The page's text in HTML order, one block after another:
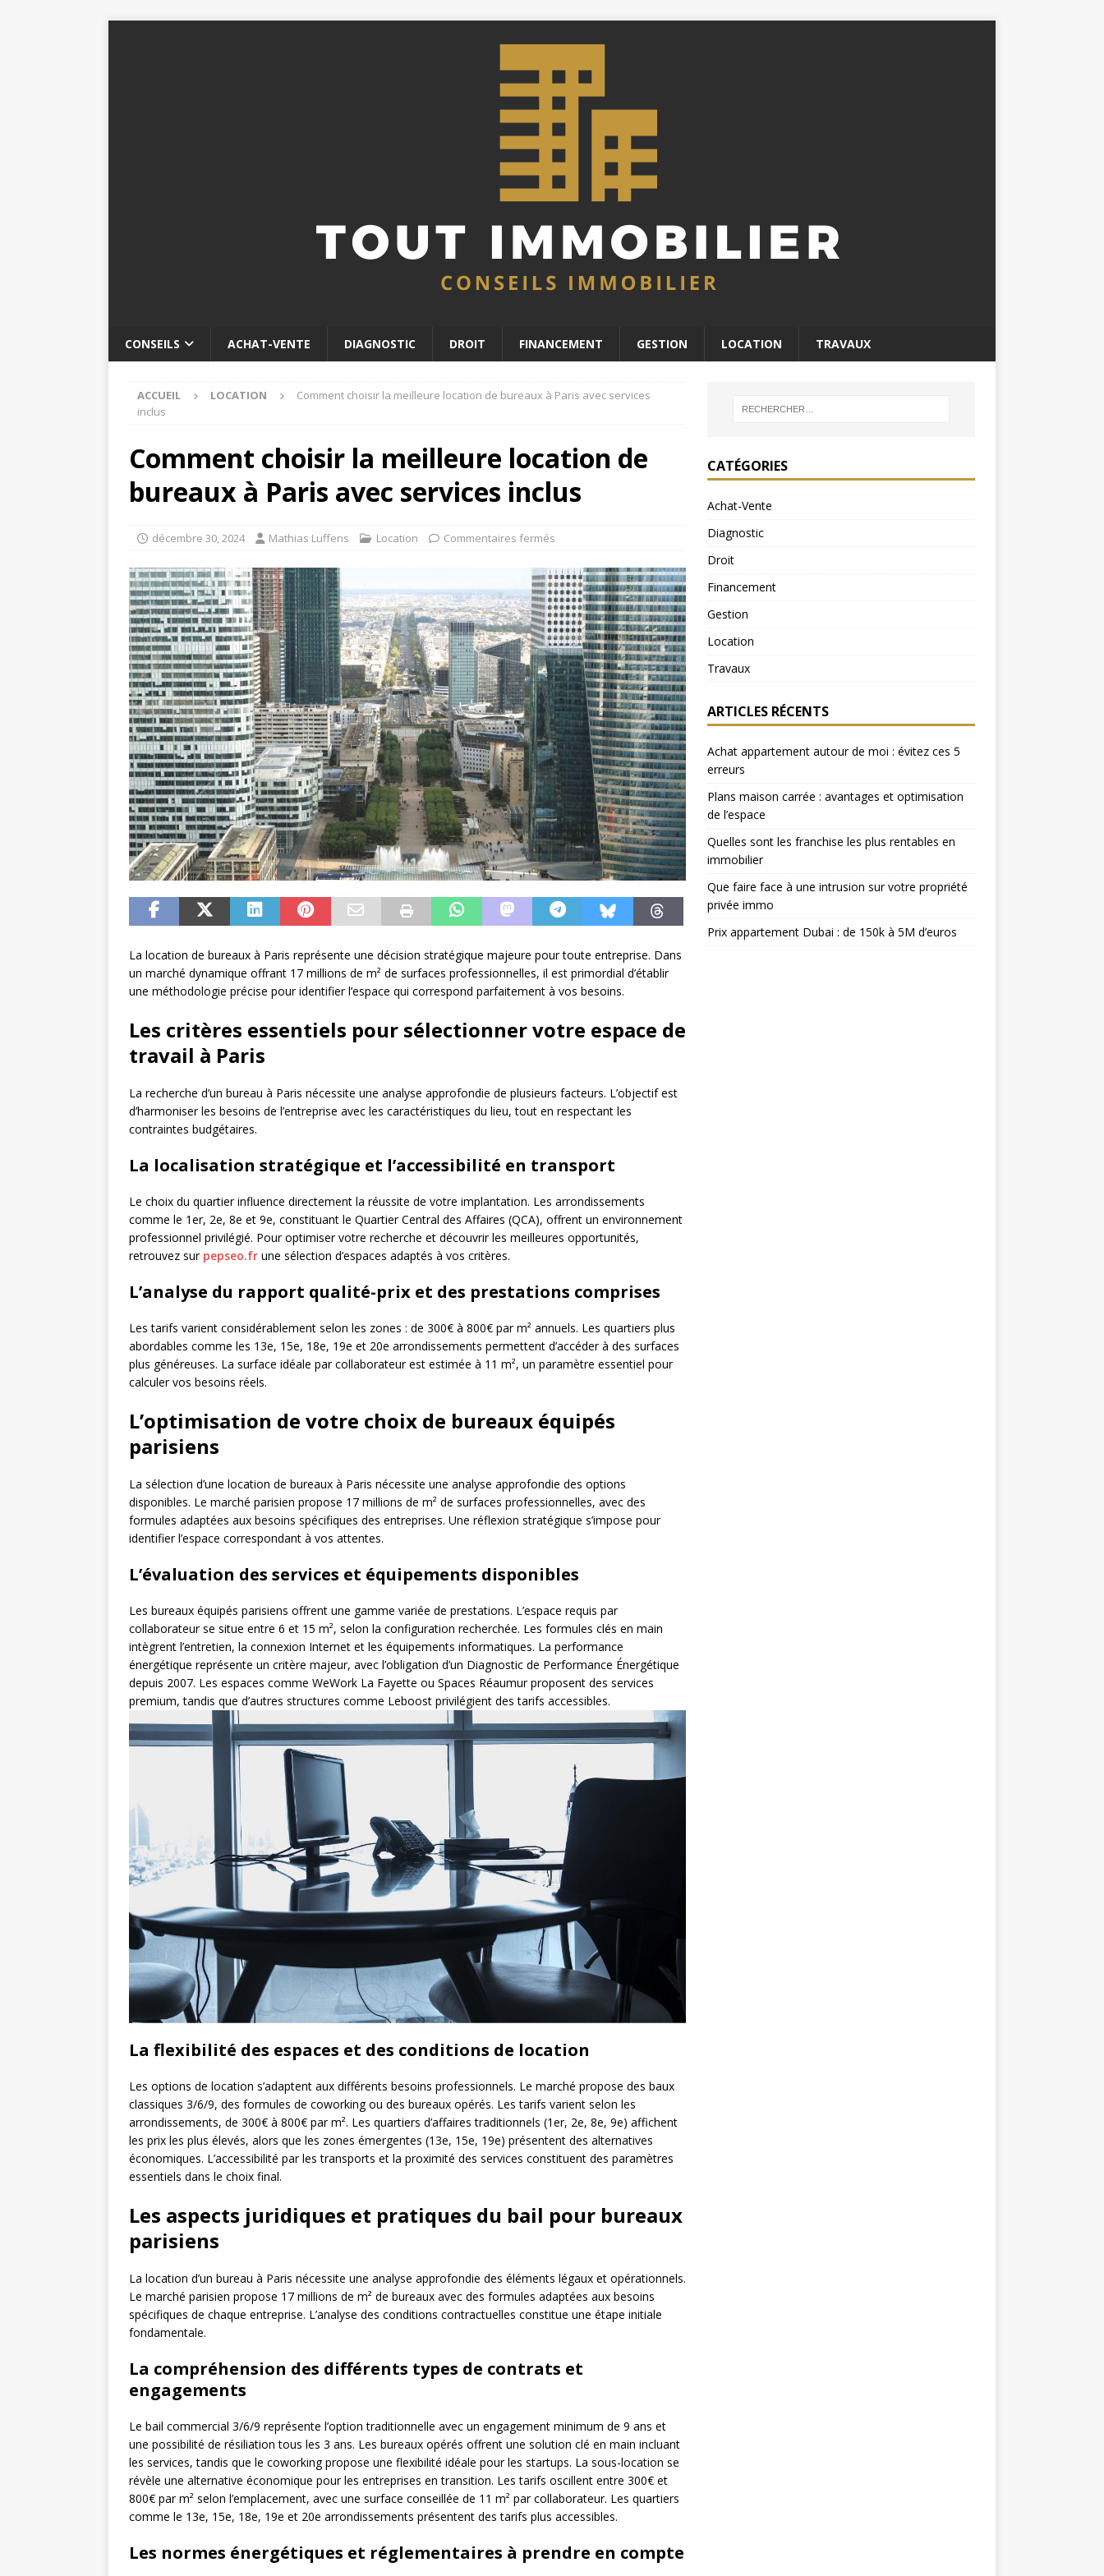
CONSEILS ACHAT-VENTE DIAGNOSTIC DROIT FINANCEMENT GESTION LOCATION TRAVAUX
ACCUEIL LOCATION
Comment choisir la meilleure location de bureaux à Paris avec services
inclus
Comment choisir la meilleure location de
bureaux à Paris avec services inclus
décembre 30, 2024 Mathias Luffens Location Commentaires fermés
La location de bureaux à Paris représente une décision stratégique majeure pour toute entreprise. Dans
un marché dynamique offrant 17 millions de m² de surfaces professionnelles, il est primordial d’établir
une méthodologie précise pour identifier l’espace qui correspond parfaitement à vos besoins.
Les critères essentiels pour sélectionner votre espace de
travail à Paris
La recherche d’un bureau à Paris nécessite une analyse approfondie de plusieurs facteurs. L’objectif est
d’harmoniser les besoins de l’entreprise avec les caractéristiques du lieu, tout en respectant les
contraintes budgétaires.
La localisation stratégique et l’accessibilité en transport
Le choix du quartier influence directement la réussite de votre implantation. Les arrondissements
comme le 1er, 2e, 8e et 9e, constituant le Quartier Central des Affaires (QCA), offrent un environnement
professionnel privilégié. Pour optimiser votre recherche et découvrir les meilleures opportunités,
retrouvez sur pepseo.fr une sélection d’espaces adaptés à vos critères.
L’analyse du rapport qualité-prix et des prestations comprises
Les tarifs varient considérablement selon les zones : de 300€ à 800€ par m² annuels. Les quartiers plus
abordables comme les 13e, 15e, 18e, 19e et 20e arrondissements permettent d’accéder à des surfaces
plus généreuses. La surface idéale par collaborateur est estimée à 11 m², un paramètre essentiel pour
calculer vos besoins réels.
L’optimisation de votre choix de bureaux équipés
parisiens
La sélection d’une location de bureaux à Paris nécessite une analyse approfondie des options
disponibles. Le marché parisien propose 17 millions de m² de surfaces professionnelles, avec des
formules adaptées aux besoins spécifiques des entreprises. Une réflexion stratégique s’impose pour
identifier l’espace correspondant à vos attentes.
L’évaluation des services et équipements disponibles
Les bureaux équipés parisiens offrent une gamme variée de prestations. L’espace requis par
collaborateur se situe entre 6 et 15 m², selon la configuration recherchée. Les formules clés en main
intègrent l’entretien, la connexion Internet et les équipements informatiques. La performance
énergétique représente un critère majeur, avec l’obligation d’un Diagnostic de Performance Énergétique
depuis 2007. Les espaces comme WeWork La Fayette ou Spaces Réaumur proposent des services
premium, tandis que d’autres structures comme Leboost privilégient des tarifs accessibles.
La flexibilité des espaces et des conditions de location
Les options de location s’adaptent aux différents besoins professionnels. Le marché propose des baux
classiques 3/6/9, des formules de coworking ou des bureaux opérés. Les tarifs varient selon les
arrondissements, de 300€ à 800€ par m². Les quartiers d’affaires traditionnels (1er, 2e, 8e, 9e) affichent
les prix les plus élevés, alors que les zones émergentes (13e, 15e, 19e) présentent des alternatives
économiques. L’accessibilité par les transports et la proximité des services constituent des paramètres
essentiels dans le choix final.
Les aspects juridiques et pratiques du bail pour bureaux
parisiens
La location d’un bureau à Paris nécessite une analyse approfondie des éléments légaux et opérationnels.
Le marché parisien propose 17 millions de m² de bureaux avec des formules adaptées aux besoins
spécifiques de chaque entreprise. L’analyse des conditions contractuelles constitue une étape initiale
fondamentale.
La compréhension des différents types de contrats et
engagements
Le bail commercial 3/6/9 représente l’option traditionnelle avec un engagement minimum de 9 ans et
une possibilité de résiliation tous les 3 ans. Les bureaux opérés offrent une solution clé en main incluant
les services, tandis que le coworking propose une flexibilité idéale pour les startups. La sous-location se
révèle une alternative économique pour les entreprises en transition. Les tarifs oscillent entre 300€ et
800€ par m² selon l’emplacement, avec une surface conseillée de 11 m² par collaborateur. Les quartiers
comme le 13e, 15e, 18e, 19e et 20e arrondissements présentent des tarifs plus accessibles.
Les normes énergétiques et réglementaires à prendre en compte
CATÉGORIES
Achat-Vente
Diagnostic
Droit
Financement
Gestion
Location
Travaux
ARTICLES RÉCENTS
Achat appartement autour de moi : évitez ces 5
erreurs
Plans maison carrée : avantages et optimisation
de l’espace
Quelles sont les franchise les plus rentables en
immobilier
Que faire face à une intrusion sur votre propriété
privée immo
Prix appartement Dubai : de 150k à 5M d’euros